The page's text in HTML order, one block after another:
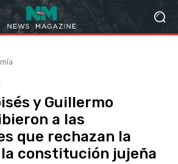
y Guillermo
a las
que rechazan la
constitución jujeña